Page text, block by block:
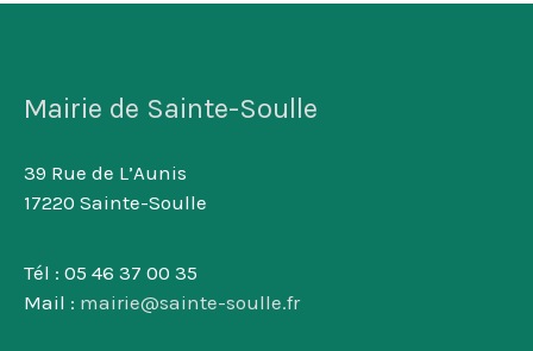
Mairie de Sainte-Soulle
39 Rue de L’Aunis
17220 Sainte-Soulle
Tél : 05 46 37 00 35
Mail : mairie@sainte-soulle.fr